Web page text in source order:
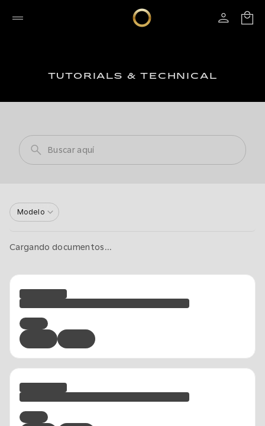
TUTORIALS & TECHNICAL
Modelo
Cargando documentos...